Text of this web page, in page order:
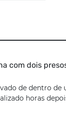
com dois
de dentro de
horas